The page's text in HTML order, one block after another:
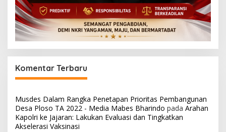
Komentar Terbaru
Musdes Dalam Rangka Penetapan Prioritas Pembangunan
Desa Ploso TA 2022 - Media Mabes Bharindo pada Arahan
Kapolri ke Jajaran: Lakukan Evaluasi dan Tingkatkan
Akselerasi Vaksinasi